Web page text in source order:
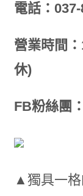
電話：
營業時間
休)
FB粉絲團：
▲獨具一格